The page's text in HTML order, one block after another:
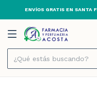
ENVÍOS GRATIS EN SANTA